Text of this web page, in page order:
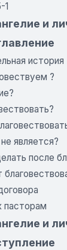
1
и
история
?
является?
после
пасторам
и